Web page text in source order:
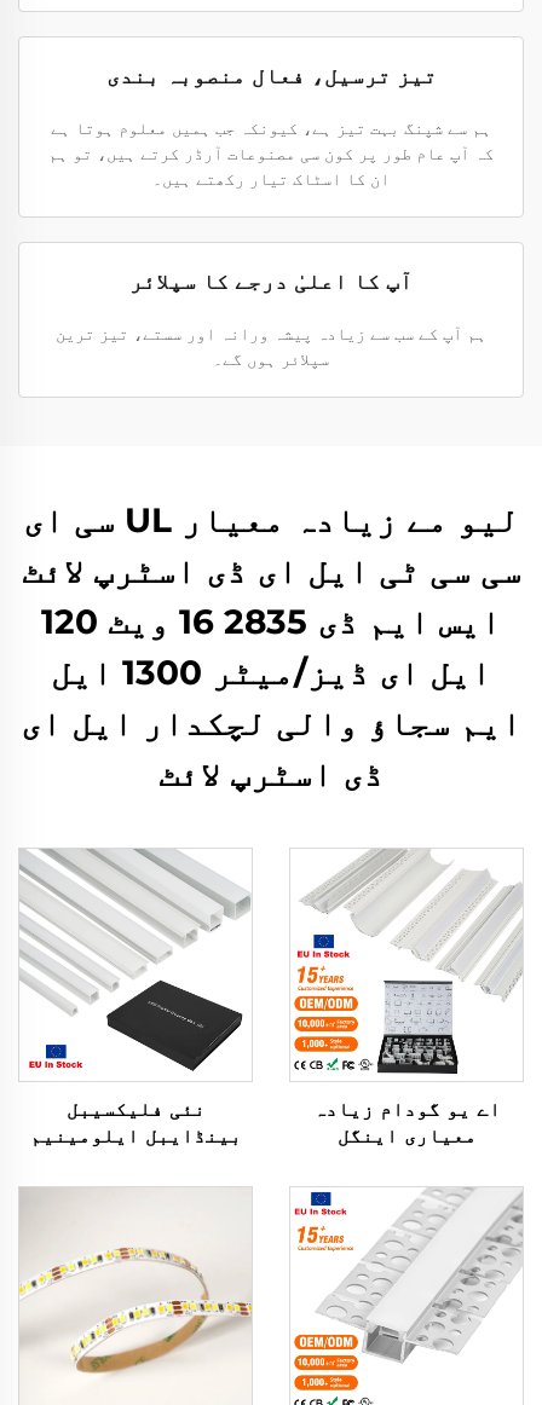
تیز ترسیل، فعال منصوبہ بندی
ہم سے شپنگ بہت تیز ہے، کیونکہ جب ہمیں معلوم ہوتا ہے
کہ آپ عام طور پر کون سی مصنوعات آرڈر کرتے ہیں، تو ہم
ان کا اسٹاک تیار رکھتے ہیں۔
آپ کا اعلیٰ درجے کا سپلائر
ہم آپ کے سب سے زیادہ پیشہ ورانہ اور سستے، تیز ترین
سپلائر ہوں گے۔
لیو مے زیادہ معیار UL سی ای
سی سی ٹی ایل ای ڈی اسٹرپ لائٹ
ایس ایم ڈی 2835 16 ویٹ 120
ایل ای ڈیز/میٹر 1300 ایل
ایم سجاؤ والی لچکدار ایل ای
ڈی اسٹرپ لائٹ
اے یو گودام زیادہ
معیاری اینگل
ایکسٹروژن ہاؤسنگ
چینل مبہم کور لائٹ
اسٹرپ بار دبا کر
لگانے والی ایل ای ڈی
پروفائل الومینیم
نئی فلیکسیبل
بینڈایبل ایلومینیم
پلاسٹر لیڈ اسٹرپ لائٹ
ریسیسڈ لیڈ ڈفیوزر
یورپی یونین میں
اسٹاک میں